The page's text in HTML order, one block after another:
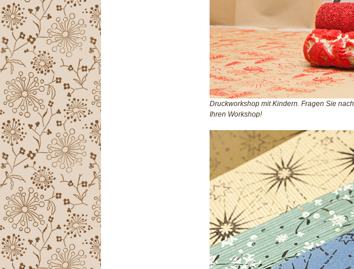
Druckworkshop mit Kindern. Fragen Sie nach
Ihren Workshop!